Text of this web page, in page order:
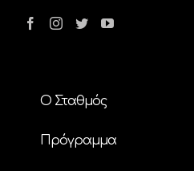
Ο Σταθμός
Πρόγραμμα